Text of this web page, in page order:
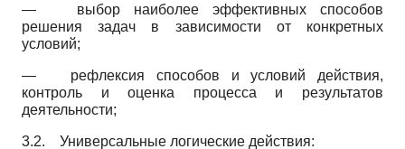
— выбор наиболее эффективных способов
решения задач в зависимости от конкретных
условий;
— рефлексия способов и условий действия,
контроль и оценка процесса и результатов
деятельности;
3.2. Универсальные логические действия: